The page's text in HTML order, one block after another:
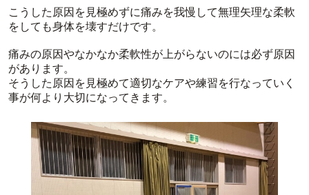
こうした原因を見極めずに痛みを我慢して無理矢理な柔軟
をしても身体を壊すだけです。
痛みの原因やなかなか柔軟性が上がらないのには必ず原因
があります。
そうした原因を見極めて適切なケアや練習を行なっていく
事が何より大切になってきます。